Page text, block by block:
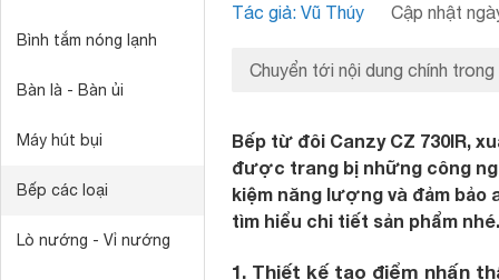
Bình tắm nóng lạnh
Bàn là - Bàn ủi
Máy hút bụi
Bếp các loại
Lò nướng - Vỉ nướng
Tác giả: Vũ Thúy Cập nhật
Chuyển tới nội dung chính trong
Bếp từ đôi Canzy CZ 730IR,
được trang bị những công
kiệm năng lượng và đảm bảo
tìm hiểu chi tiết sản phẩm nhé.
1. Thiết kế tạo điểm nhấn